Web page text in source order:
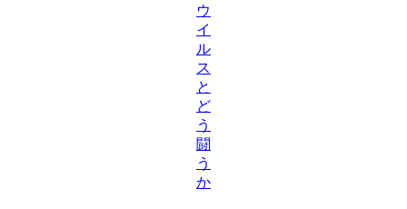
ウ
イ
ル
ス
と
ど
う
闘
う
か